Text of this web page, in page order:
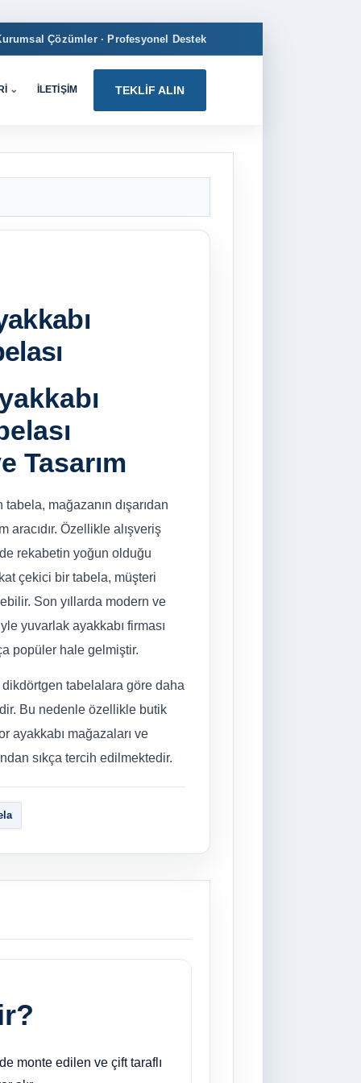
Çözümler · Profesyonel Destek
⌄ İLETIŞIM TEKLIF ALIN
Tasarım
mağazanın dışarıdan
aracıdır. Özellikle alışveriş
rekabetin yoğun olduğu
çekici bir tabela, müşteri
Son yıllarda modern ve
yuvarlak ayakkabı firması
popüler hale gelmiştir.
tabelalara göre daha
Bu nedenle özellikle butik
ayakkabı mağazaları ve
sıkça tercih edilmektedir.
monte edilen ve çift taraflı